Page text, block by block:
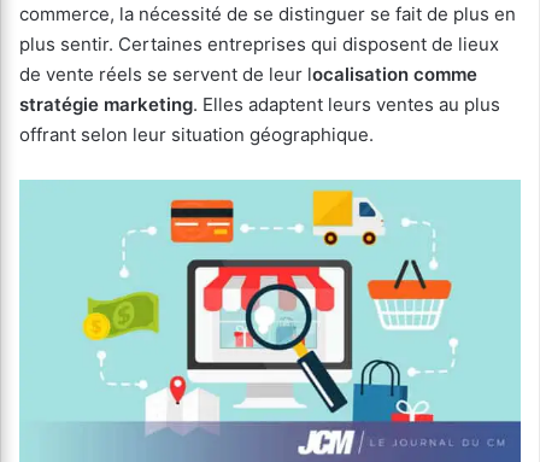
commerce, la nécessité de se distinguer se fait de plus en
plus sentir. Certaines entreprises qui disposent de lieux
de vente réels se servent de leur localisation comme
stratégie marketing. Elles adaptent leurs ventes au plus
offrant selon leur situation géographique.